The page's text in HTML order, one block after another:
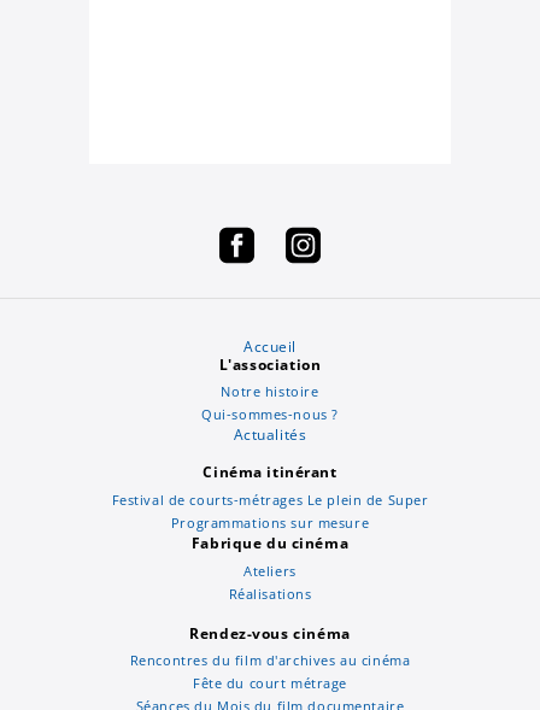
Accueil
L'association
Notre histoire
Qui-sommes-nous ?
Actualités
Cinéma itinérant
Festival de courts-métrages Le plein de Super
Programmations sur mesure
Fabrique du cinéma
Ateliers
Réalisations
Rendez-vous cinéma
Rencontres du film d'archives au cinéma
Fête du court métrage
Séances du Mois du film documentaire